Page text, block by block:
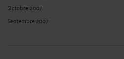
Octobre 2007
Septembre 2007